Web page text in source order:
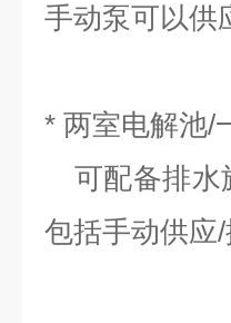
手动泵可以供
* 两室电解池/
可配备排水
包括手动供应/